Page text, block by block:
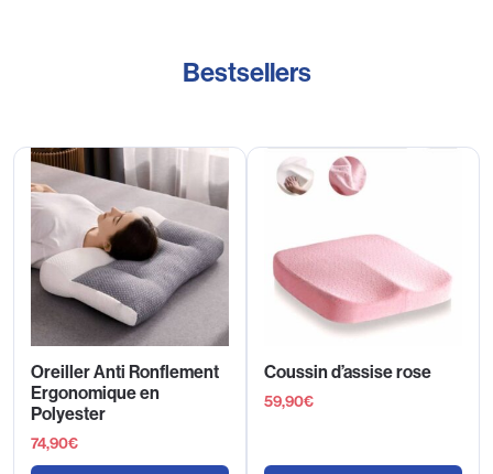
Bestsellers
Oreiller Anti Ronflement
Ergonomique en
Polyester
74,90€
Coussin d’assise rose
59,90€